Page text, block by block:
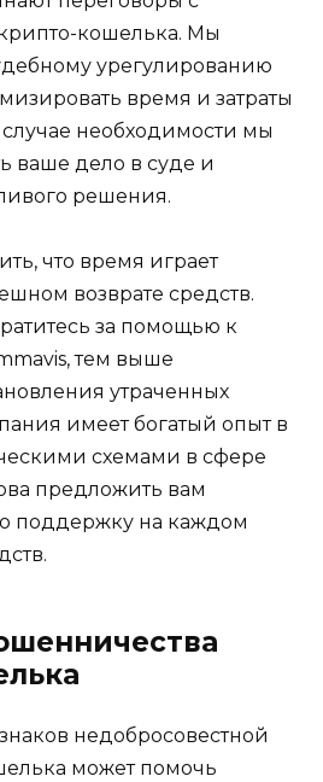
кошелька. Мы
урегулированию
время и затраты
необходимости мы
ваше дело в суде и
решения.
что время играет
возврате средств.
за помощью к
тем выше
утраченных
имеет богатый опыт в
схемами в сфере
предложить вам
поддержку на каждом
недобросовестной
может помочь